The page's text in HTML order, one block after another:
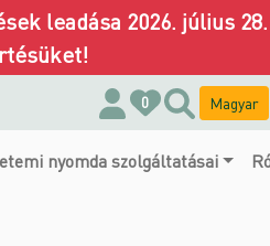
leadása 2026. július
0 Magyar
nyomda szolgáltatásai